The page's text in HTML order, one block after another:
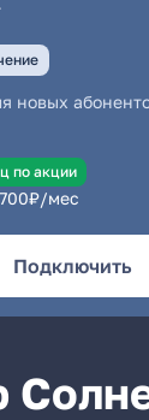
новых
по акции
700₽/мес
Подключить